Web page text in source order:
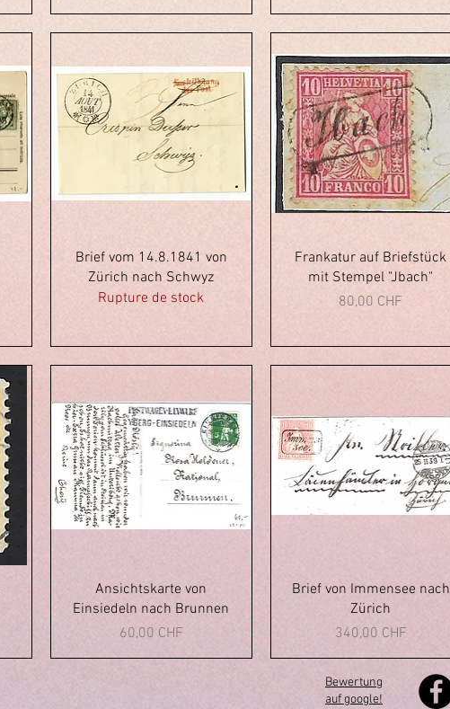
Aperçu rapide
Brief vom 14.8.1841 von
Zürich nach Schwyz
Rupture de stock
Aperçu rapide
Frankatur auf Briefstück
mit Stempel "Jbach"
Prix
80,00 CHF
Aperçu rapide
Ansichtskarte von
Einsiedeln nach Brunnen
Prix
60,00 CHF
Aperçu rapide
Brief von Immensee nach
Zürich
Prix
340,00 CHF
Bewertung
auf google!